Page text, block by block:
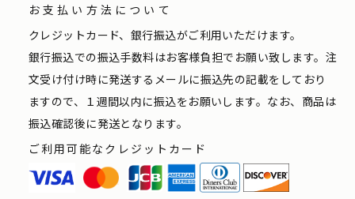
お支払い方法について
クレジットカード、銀行振込がご利用いただけます。
銀行振込での振込手数料はお客様負担でお願い致します。注
文受け付け時に発送するメールに振込先の記載をしており
ますので、１週間以内に振込をお願いします。なお、商品は
振込確認後に発送となります。
ご利用可能なクレジットカード